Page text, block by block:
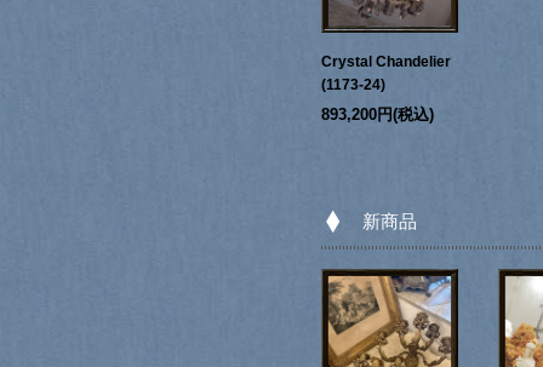
Crystal Chandelier
(1173-24)
893,200円(税込)
新商品